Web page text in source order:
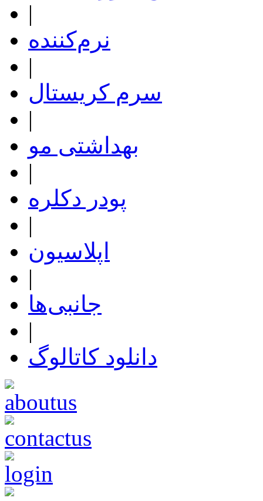
|
نرم‌کننده
|
سرم کریستال
|
بهداشتی مو
|
پودر دکلره
|
اپلاسیون
|
جانبی‌ها
|
دانلود کاتالوگ